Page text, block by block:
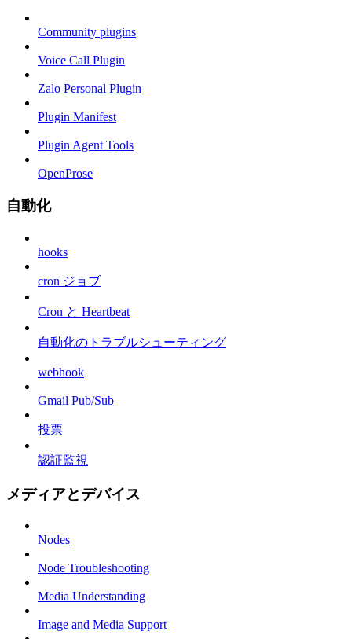
Community plugins
Voice Call Plugin
Zalo Personal Plugin
Plugin Manifest
Plugin Agent Tools
OpenProse
自動化
hooks
cron ジョブ
Cron と Heartbeat
自動化のトラブルシューティング
webhook
Gmail Pub/Sub
投票
認証監視
メディアとデバイス
Nodes
Node Troubleshooting
Media Understanding
Image and Media Support